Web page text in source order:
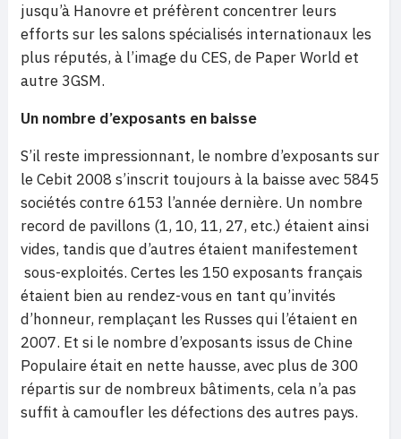
jusqu’à Hanovre et préfèrent concentrer leurs
efforts sur les salons spécialisés internationaux les
plus réputés, à l’image du CES, de Paper World et
autre 3GSM.
Un nombre d’exposants en baisse
S’il reste impressionnant, le nombre d’exposants sur
le Cebit 2008 s’inscrit toujours à la baisse avec 5845
sociétés contre 6153 l’année dernière. Un nombre
record de pavillons (1, 10, 11, 27, etc.) étaient ainsi
vides, tandis que d’autres étaient manifestement
sous-exploités. Certes les 150 exposants français
étaient bien au rendez-vous en tant qu’invités
d’honneur, remplaçant les Russes qui l’étaient en
2007. Et si le nombre d’exposants issus de Chine
Populaire était en nette hausse, avec plus de 300
répartis sur de nombreux bâtiments, cela n’a pas
suffit à camoufler les défections des autres pays.